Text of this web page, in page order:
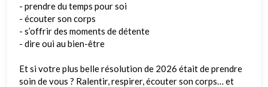
- prendre du temps pour soi
- écouter son corps
- s’offrir des moments de détente
- dire oui au bien-être
Et si votre plus belle résolution de 2026 était de prendre
soin de vous ? Ralentir, respirer, écouter son corps… et